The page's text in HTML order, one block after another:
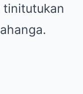
tinitutukan